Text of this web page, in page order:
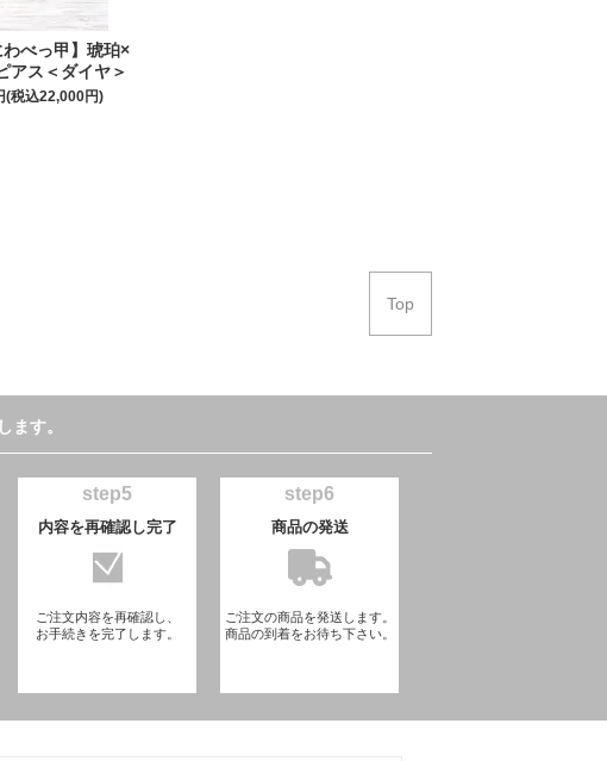
わべっ甲】琥珀×
アス＜ダイヤ＞
(税込22,000円)
Top
ます。
step5
内容を再確認し完了
ご注文内容を再確認し、
お手続きを完了します。
step6
商品の発送
ご注文の商品を発送します。
商品の到着をお待ち下さい。